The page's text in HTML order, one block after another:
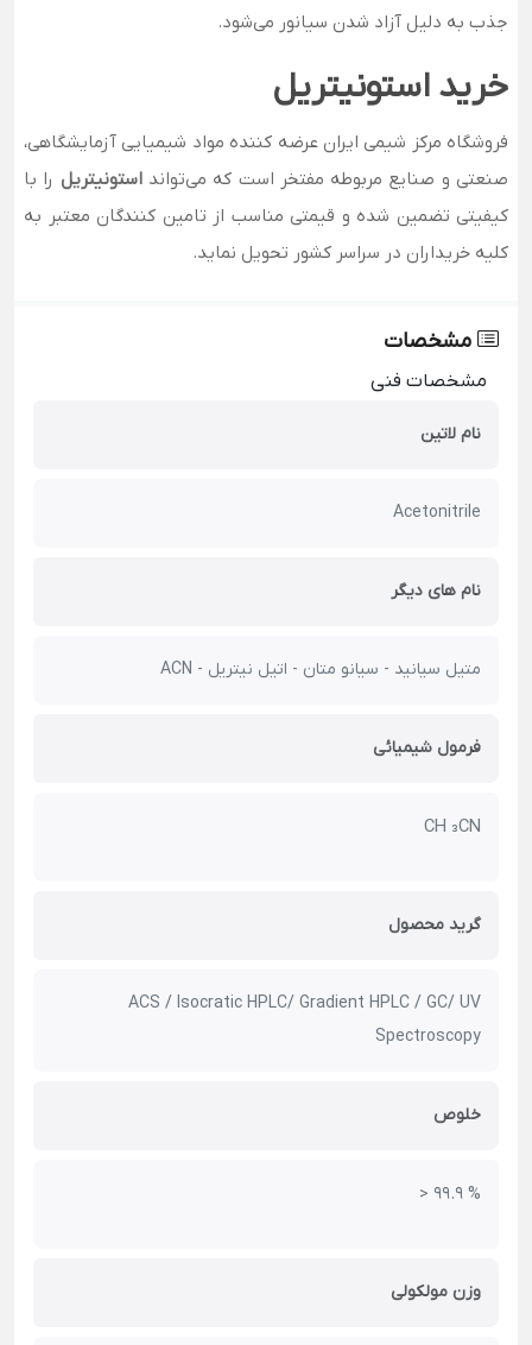
جذب به دلیل آزاد شدن سیانور می‌شود.
خرید استونیتریل
فروشگاه مرکز شیمی ایران عرضه کننده مواد شیمیایی آزمایشگاهی،
صنعتی و صنایع مربوطه مفتخر است که می‌توانداستونیتریل را با
کیفیتی تضمین شده و قیمتی مناسب از تامین کنندگان معتبر به
کلیه خریداران در سراسر کشور تحویل نماید.
مشخصات
مشخصات فنی
نام لاتین
Acetonitrile
نام های دیگر
متیل سیانید - سیانو متان - اتیل نیتریل - ACN
فرمول شیمیائی
CH ₃CN
گرید محصول
ACS / Isocratic HPLC/ Gradient HPLC / GC/ UV
Spectroscopy
خلوص
> 99.9 %
وزن مولکولی